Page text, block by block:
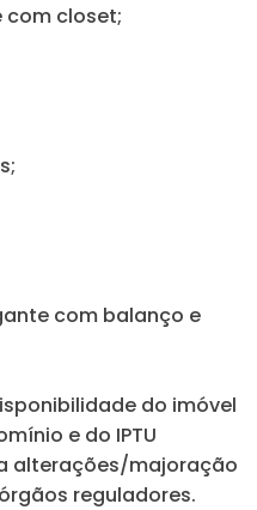
com closet;
com balanço e
do imóvel
e do IPTU
alterações/majoração
reguladores.